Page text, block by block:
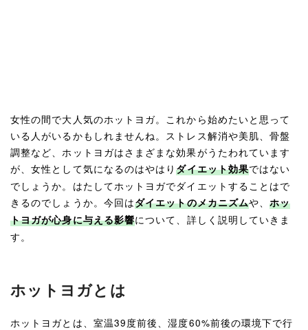
女性の間で大人気のホットヨガ。これから始めたいと思って
いる人がいるかもしれませんね。ストレス解消や美肌、骨盤
調整など、ホットヨガはさまざまな効果がうたわれています
が、女性として気になるのはやはりダイエット効果ではない
でしょうか。はたしてホットヨガでダイエットすることはで
きるのでしょうか。今回はダイエットのメカニズムや、ホッ
トヨガが心身に与える影響について、詳しく説明していきま
す。
ホットヨガとは
ホットヨガとは、室温39度前後、湿度60%前後の環境下で行